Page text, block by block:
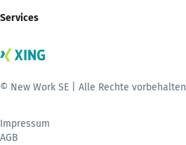
Services
© New Work SE | Alle Rechte vorbehalten
Impressum
AGB